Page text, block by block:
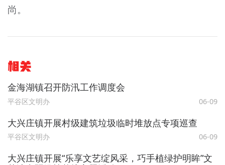
尚。
相关
金海湖镇召开防汛工作调度会
平谷区文明办 06-09
大兴庄镇开展村级建筑垃圾临时堆放点专项巡查
平谷区文明办 06-09
大兴庄镇开展“乐享文艺绽风采，巧手植绿护明眸”文